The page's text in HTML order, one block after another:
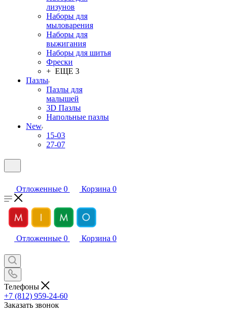
лизунов
Наборы для
мыловарения
Наборы для
выжигания
Наборы для шитья
Фрески
+ ЕЩЕ 3
Пазлы
Пазлы для
малышей
3D Пазлы
Напольные пазлы
New
15-03
27-07
Отложенные 0 Корзина 0
Отложенные 0 Корзина 0
Телефоны
+7 (812) 959-24-60
Заказать звонок